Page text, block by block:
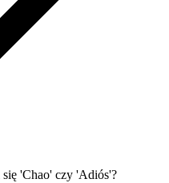
'Chao' czy 'Adiós'?